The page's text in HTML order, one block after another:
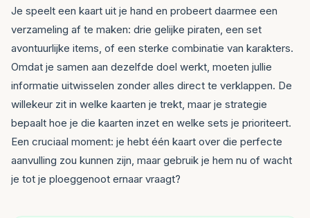
Je speelt een kaart uit je hand en probeert daarmee een
verzameling af te maken: drie gelijke piraten, een set
avontuurlijke items, of een sterke combinatie van karakters.
Omdat je samen aan dezelfde doel werkt, moeten jullie
informatie uitwisselen zonder alles direct te verklappen. De
willekeur zit in welke kaarten je trekt, maar je strategie
bepaalt hoe je die kaarten inzet en welke sets je prioriteert.
Een cruciaal moment: je hebt één kaart over die perfecte
aanvulling zou kunnen zijn, maar gebruik je hem nu of wacht
je tot je ploeggenoot ernaar vraagt?